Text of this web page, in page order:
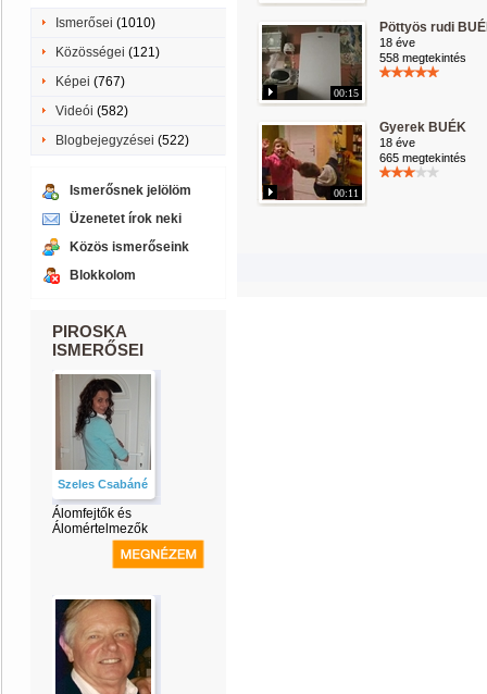
Ismerősei (1010)
Közösségei (121)
Képei (767)
Videói (582)
Blogbejegyzései (522)
Ismerősnek jelölöm
Üzenetet írok neki
Közös ismerőseink
Blokkolom
PIROSKA
ISMERŐSEI
Szeles Csabáné
Álomfejtők és
Álomértelmezők
00:15
Pöttyös rudi
18 éve
558 megtekintés
00:11
Gyerek BUÉK
18 éve
665 megtekintés